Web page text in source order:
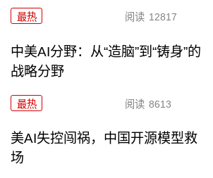
最热 阅读 12817
中美AI分野：从“造脑”到“铸身”的
战略分野
最热 阅读 8613
美AI失控闯祸，中国开源模型救
场